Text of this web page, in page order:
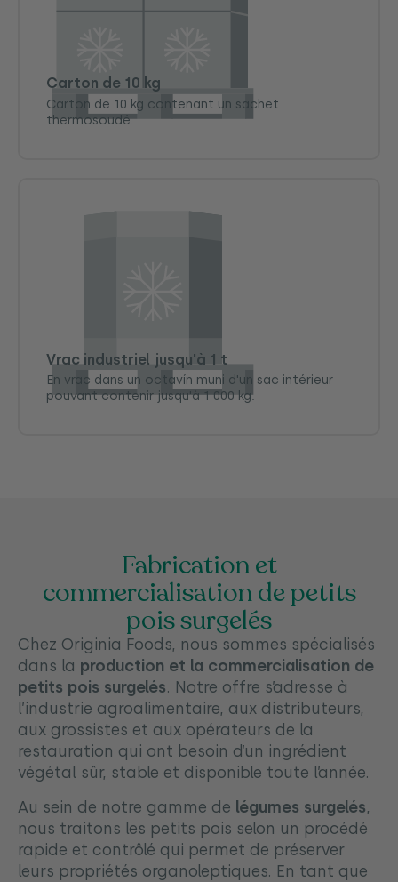
Carton de 10 kg
Carton de 10 kg contenant un sachet
thermosoudé.
Vrac industriel jusqu'à 1 t
En vrac dans un octavín muni d'un sac intérieur
pouvant contenir jusqu'à 1 000 kg.
Fabrication et
commercialisation de petits
pois surgelés
Chez Originia Foods, nous sommes spécialisés
dans la production et la commercialisation de
petits pois surgelés. Notre offre s’adresse à
l’industrie agroalimentaire, aux distributeurs,
aux grossistes et aux opérateurs de la
restauration qui ont besoin d’un ingrédient
végétal sûr, stable et disponible toute l’année.
Au sein de notre gamme de légumes surgelés,
nous traitons les petits pois selon un procédé
rapide et contrôlé qui permet de préserver
leurs propriétés organoleptiques. En tant que